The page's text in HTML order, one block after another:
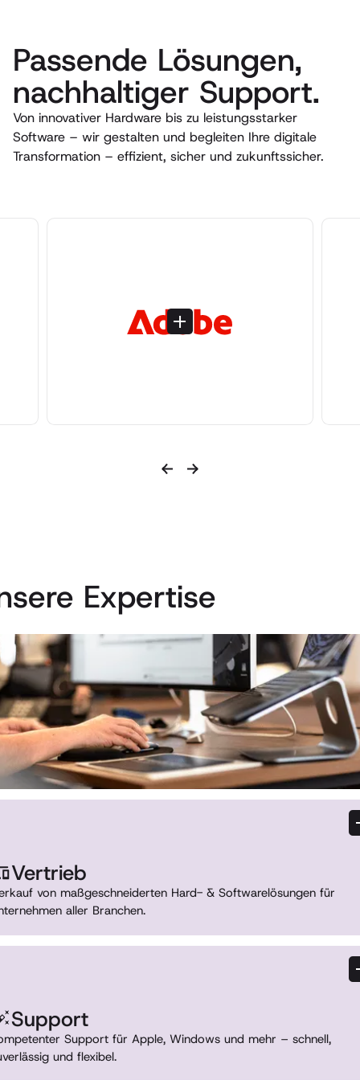
Passende Lösungen,
nachhaltiger Support.
Von innovativer Hardware bis zu leistungsstarker
Software – wir gestalten und begleiten Ihre digitale
Transformation – effizient, sicher und zukunftssicher.
Expertise
Vertrieb
von maßgeschneiderten Hard- & Softwarelösungen für
aller Branchen.
IT-Equipment, Zubehör, Technik
Internationales Fulfillment
Support
Support für Apple, Windows und mehr – schnell,
und flexibel.